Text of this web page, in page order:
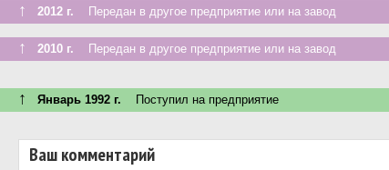
↑ 2012 г. Передан в другое предприятие или на завод
↑ 2010 г. Передан в другое предприятие или на завод
↑ Январь 1992 г. Поступил на предприятие
Ваш комментарий